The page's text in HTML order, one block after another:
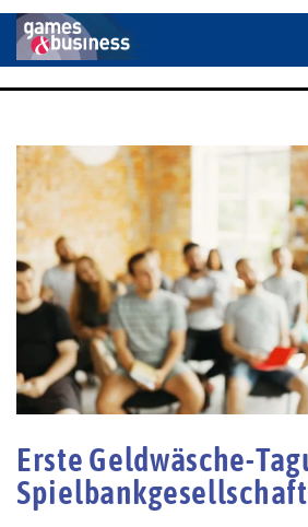
Erste Geldwäsche-